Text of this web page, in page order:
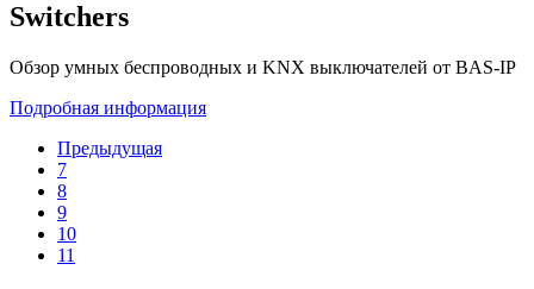
Switchers
Обзор умных беспроводных и KNX выключателей от BAS-IP
Подробная информация
Предыдущая
7
8
9
10
11